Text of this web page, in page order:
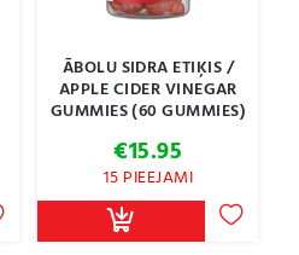
ĀBOLU SIDRA ETIĶIS /
APPLE CIDER VINEGAR
GUMMIES (60 GUMMIES)
€15.95
15 PIEEJAMI